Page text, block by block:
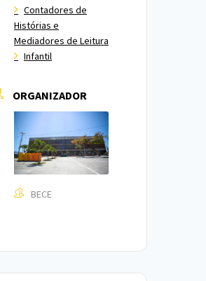
Contadores de
Histórias e
Mediadores de Leitura
Infantil
ORGANIZADOR
BECE